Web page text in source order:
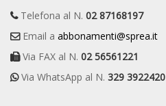
Telefona al N. 02 87168197
Email a abbonamenti@sprea.it
Via FAX al N. 02 56561221
Via WhatsApp al N. 329 3922420